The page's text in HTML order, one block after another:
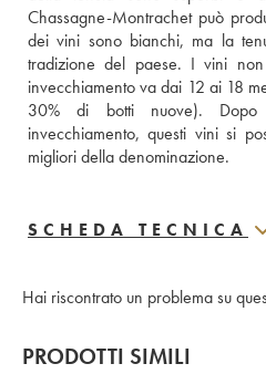
Chassagne-Montrachet può
dei vini sono bianchi, ma la
tradizione del paese. I vini
invecchiamento va dai 12 ai 18
30% di botti nuove).
invecchiamento, questi vini si
migliori della denominazione.
SCHEDA TECNICA
Hai riscontrato un problema su
PRODOTTI SIMILI